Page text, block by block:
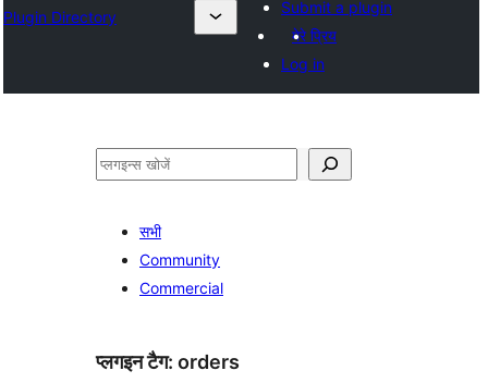
Plugin Directory
Submit a plugin
मेरे प्रिय
Log in
खोजें
सभी
Community
Commercial
प्लगइन टैग: orders